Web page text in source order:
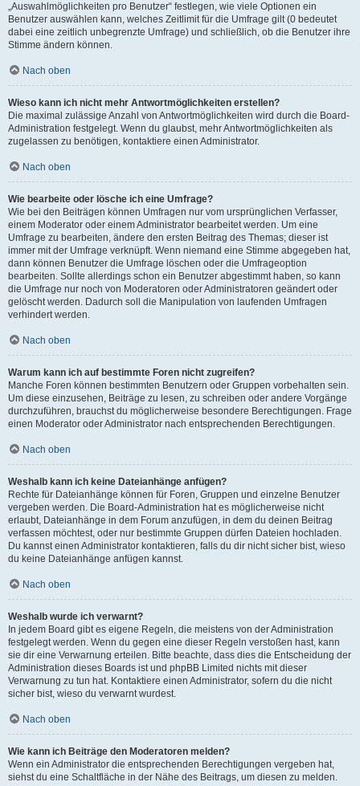
„Auswahlmöglichkeiten pro Benutzer“ festlegen, wie viele Optionen ein
Benutzer auswählen kann, welches Zeitlimit für die Umfrage gilt (0 bedeutet
dabei eine zeitlich unbegrenzte Umfrage) und schließlich, ob die Benutzer ihre
Stimme ändern können.
Nach oben
Wieso kann ich nicht mehr Antwortmöglichkeiten erstellen?
Die maximal zulässige Anzahl von Antwortmöglichkeiten wird durch die Board-
Administration festgelegt. Wenn du glaubst, mehr Antwortmöglichkeiten als
zugelassen zu benötigen, kontaktiere einen Administrator.
Nach oben
Wie bearbeite oder lösche ich eine Umfrage?
Wie bei den Beiträgen können Umfragen nur vom ursprünglichen Verfasser,
einem Moderator oder einem Administrator bearbeitet werden. Um eine
Umfrage zu bearbeiten, ändere den ersten Beitrag des Themas; dieser ist
immer mit der Umfrage verknüpft. Wenn niemand eine Stimme abgegeben hat,
dann können Benutzer die Umfrage löschen oder die Umfrageoption
bearbeiten. Sollte allerdings schon ein Benutzer abgestimmt haben, so kann
die Umfrage nur noch von Moderatoren oder Administratoren geändert oder
gelöscht werden. Dadurch soll die Manipulation von laufenden Umfragen
verhindert werden.
Nach oben
Warum kann ich auf bestimmte Foren nicht zugreifen?
Manche Foren können bestimmten Benutzern oder Gruppen vorbehalten sein.
Um diese einzusehen, Beiträge zu lesen, zu schreiben oder andere Vorgänge
durchzuführen, brauchst du möglicherweise besondere Berechtigungen. Frage
einen Moderator oder Administrator nach entsprechenden Berechtigungen.
Nach oben
Weshalb kann ich keine Dateianhänge anfügen?
Rechte für Dateianhänge können für Foren, Gruppen und einzelne Benutzer
vergeben werden. Die Board-Administration hat es möglicherweise nicht
erlaubt, Dateianhänge in dem Forum anzufügen, in dem du deinen Beitrag
verfassen möchtest, oder nur bestimmte Gruppen dürfen Dateien hochladen.
Du kannst einen Administrator kontaktieren, falls du dir nicht sicher bist, wieso
du keine Dateianhänge anfügen kannst.
Nach oben
Weshalb wurde ich verwarnt?
In jedem Board gibt es eigene Regeln, die meistens von der Administration
festgelegt werden. Wenn du gegen eine dieser Regeln verstoßen hast, kann
sie dir eine Verwarnung erteilen. Bitte beachte, dass dies die Entscheidung der
Administration dieses Boards ist und phpBB Limited nichts mit dieser
Verwarnung zu tun hat. Kontaktiere einen Administrator, sofern du die nicht
sicher bist, wieso du verwarnt wurdest.
Nach oben
Wie kann ich Beiträge den Moderatoren melden?
Wenn ein Administrator die entsprechenden Berechtigungen vergeben hat,
siehst du eine Schaltfläche in der Nähe des Beitrags, um diesen zu melden.